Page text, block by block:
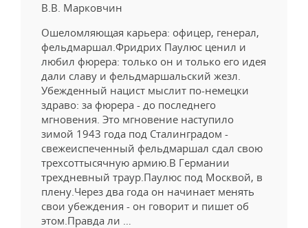
В.В. Марковчин
Ошеломляющая карьера: офицер, генерал,
фельдмаршал.Фридрих Паулюс ценил и
любил фюрера: только он и только его идея
дали славу и фельдмаршальский жезл.
Убежденный нацист мыслит по-немецки
здраво: за фюрера - до последнего
мгновения. Это мгновение наступило
зимой 1943 года под Сталинградом -
свежеиспеченный фельдмаршал сдал свою
трехсоттысячную армию.В Германии
трехдневный траур.Паулюс под Москвой, в
плену.Через два года он начинает менять
свои убеждения - он говорит и пишет об
этом.Правда ли …